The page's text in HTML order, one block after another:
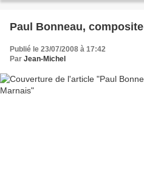
Paul Bonneau,
Publié le 23/07/2008 à 17:42
Par Jean-Michel